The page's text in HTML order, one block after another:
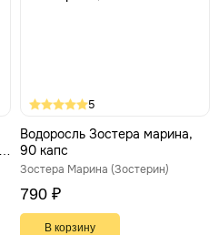
5
Водоросль Зостера марина,
90 капс
Зостера Марина (Зостерин)
790 ₽
В корзину